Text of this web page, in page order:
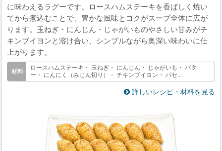
に味わえるラグーです。ロースハムステーキを香ばしく焼い
てから煮込むことで、豊かな風味とコクがスープ全体に広が
ります。玉ねぎ・にんじん・じゃがいものやさしい甘みがチ
キンブイヨンと溶け合い、シンプルながら奥深い味わいに仕
上がります。
ロースハムステーキ・ 玉ねぎ・ にんじん・ じゃがいも・ バタ
ー・ にんにく（みじん切り）・ チキンブイヨン・ パセ...
詳しいレシピ・材料を見る